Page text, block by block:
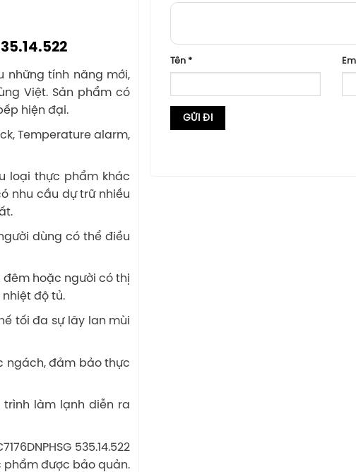
những tính năng mới,
Việt. Sản phẩm có
hiện đại.
Temperature alarm,
loại thực phẩm khác
nhu cầu dự trữ nhiều
dùng có thể điều
hoặc người có thị
độ tủ.
tối đa sự lây lan mùi
ngách, đảm bảo thực
trình làm lạnh diễn ra
535.14.522
phẩm được bảo quản.
Tên*